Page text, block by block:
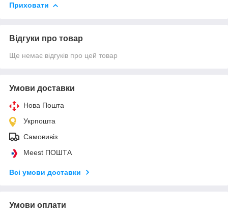
Приховати
Відгуки про товар
Ще немає відгуків про цей товар
Умови доставки
Нова Пошта
Укрпошта
Самовивіз
Meest ПОШТА
Всі умови доставки
Умови оплати